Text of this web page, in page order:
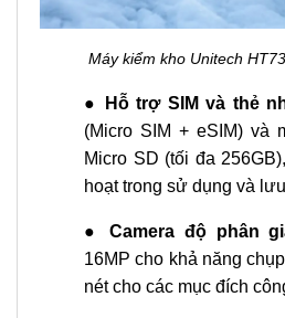
Máy kiểm kho Unitech
● Hỗ trợ SIM và thẻ
(Micro SIM + eSIM) và
Micro SD (tối đa
hoạt trong sử dụng và
●Camera độ phân
16MP cho khả năng
nét cho các mục đích